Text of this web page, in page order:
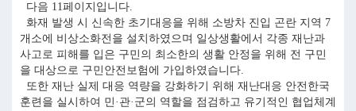
다음 11페이지입니다.
화재 발생 시 신속한 초기대응을 위해 소방차 진입 곤란 지역 7
개소에 비상소화전을 설치하였으며 일상생활에서 각종 재난과
사고로 피해를 입은 구민의 최소한의 생활 안정을 위해 전 구민
을 대상으로 구민안전보험에 가입하였습니다.
또한 재난 실제 대응 역량을 강화하기 위해 재난대응 안전한국
훈련을 실시하여 민·관·군의 역할을 점검하고 유기적인 협업체계